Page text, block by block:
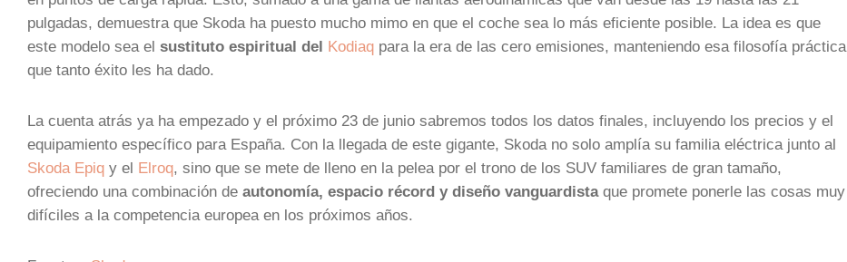
pulgadas, demuestra que Skoda ha puesto mucho mimo en que el coche sea lo más eficiente posible. La idea es que
este modelo sea el sustituto espiritual del Kodiaq para la era de las cero emisiones, manteniendo esa filosofía práctica
que tanto éxito les ha dado.
La cuenta atrás ya ha empezado y el próximo 23 de junio sabremos todos los datos finales, incluyendo los precios y el
equipamiento específico para España. Con la llegada de este gigante, Skoda no solo amplía su familia eléctrica junto al
Skoda Epiq y el Elroq, sino que se mete de lleno en la pelea por el trono de los SUV familiares de gran tamaño,
ofreciendo una combinación de autonomía, espacio récord y diseño vanguardistaque promete ponerle las cosas muy
difíciles a la competencia europea en los próximos años.